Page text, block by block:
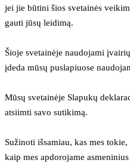
jei jie būtini šios svetainės
gauti jūsų leidimą.
Šioje svetainėje naudojami
įdeda mūsų puslapiuose
Mūsų svetainėje Slapukų
atsiimti savo sutikimą.
Sužinoti išsamiau, kas mes
kaip mes apdorojame